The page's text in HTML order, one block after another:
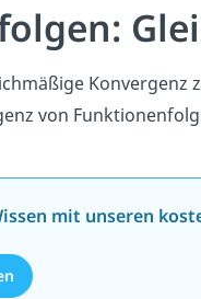
von
mit unseren